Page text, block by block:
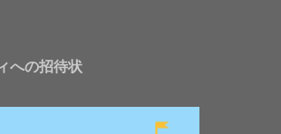
への招待状